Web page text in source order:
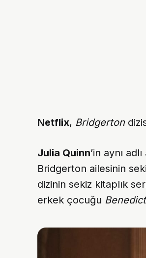
Netflix, Bridgerton
Julia Quinn’in aynı
Bridgerton ailesinin
dizinin sekiz kitaplık
erkek çocuğu